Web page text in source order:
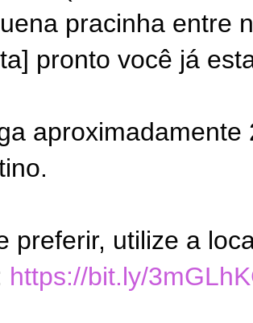
pracinha entre
pronto você já
preferir, utilize a
https://bit.ly/